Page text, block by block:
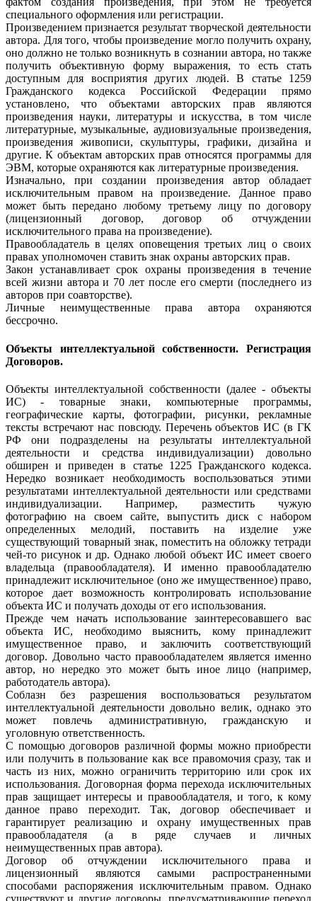
специального оформления или регистрации.
Произведением признается результат творческой деятельности
автора. Для того, чтобы произведение могло получить охрану,
оно должно не только возникнуть в сознании автора, но также
получить объективную форму выражения, то есть стать
доступным для восприятия других людей. В статье 1259
Гражданского кодекса Российской Федерации прямо
установлено, что объектами авторских прав являются
произведения науки, литературы и искусства, в том числе
литературные, музыкальные, аудиовизуальные произведения,
произведения живописи, скульптуры, графики, дизайна и
другие. К объектам авторских прав относятся программы для
ЭВМ, которые охраняются как литературные произведения.
Изначально, при создании произведения автор обладает
исключительным правом на произведение. Данное право
может быть передано любому третьему лицу по договору
(лицензионный договор, договор об отчуждении
исключительного права на произведение).
Правообладатель в целях оповещения третьих лиц о своих
правах уполномочен ставить знак охраны авторских прав.
Закон устанавливает срок охраны произведения в течение
всей жизни автора и 70 лет после его смерти (последнего из
авторов при соавторстве).
Личные неимущественные права автора охраняются
бессрочно.
Объекты интеллектуальной собственности. Регистрация
Договоров.
Объекты интеллектуальной собственности (далее - объекты
ИС) - товарные знаки, компьютерные программы,
географические карты, фотографии, рисунки, рекламные
тексты встречают нас повсюду. Перечень объектов ИС (в ГК
РФ они подразделены на результаты интеллектуальной
деятельности и средства индивидуализации) довольно
обширен и приведен в статье 1225 Гражданского кодекса.
Нередко возникает необходимость воспользоваться этими
результатами интеллектуальной деятельности или средствами
индивидуализации. Например, разместить чужую
фотографию на своем сайте, выпустить диск с набором
определенных мелодий, поставить на изделие уже
существующий товарный знак, поместить на обложку тетради
чей-то рисунок и др. Однако любой объект ИС имеет своего
владельца (правообладателя). И именно правообладателю
принадлежит исключительное (оно же имущественное) право,
которое дает возможность контролировать использование
объекта ИС и получать доходы от его использования.
Прежде чем начать использование заинтересовавшего вас
объекта ИС, необходимо выяснить, кому принадлежит
имущественное право, и заключить соответствующий
договор. Довольно часто правообладателем является именно
автор, но нередко это может быть иное лицо (например,
работодатель автора).
Соблазн без разрешения воспользоваться результатом
интеллектуальной деятельности довольно велик, однако это
может повлечь административную, гражданскую и
уголовную ответственность.
С помощью договоров различной формы можно приобрести
или получить в пользование как все правомочия сразу, так и
часть из них, можно ограничить территорию или срок их
использования. Договорная форма перехода исключительных
прав защищает интересы и правообладателя, и того, к кому
данное право переходит. Так, договор обеспечивает и
гарантирует реализацию и охрану имущественных прав
правообладателя (а в ряде случаев и личных
неимущественных прав автора).
Договор об отчуждении исключительного права и
лицензионный являются самыми распространенными
способами распоряжения исключительным правом. Однако
существуют и другие договоры, предусматривающие переход